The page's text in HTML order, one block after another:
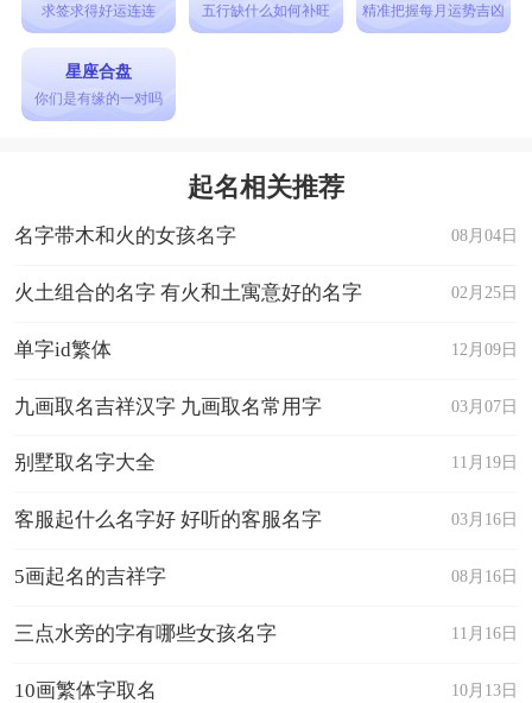
求签求得好运连连 五行缺什么如何补旺 精准把握每月运势吉凶
星座合盘
你们是有缘的一对吗
起名相关推荐
08月04日
名字带木和火的女孩名字
02月25日
火土组合的名字 有火和土寓意好的名字
12月09日
单字id繁体
03月07日
九画取名吉祥汉字 九画取名常用字
11月19日
别墅取名字大全
03月16日
客服起什么名字好 好听的客服名字
08月16日
5画起名的吉祥字
11月16日
三点水旁的字有哪些女孩名字
10月13日
10画繁体字取名